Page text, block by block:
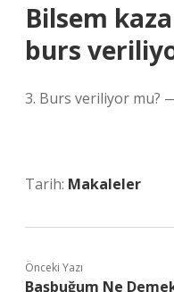
Bilsem
burs
3. Burs veriliyor mu?
Tarih: Makaleler
Önceki Yazı
Başbuğum Ne